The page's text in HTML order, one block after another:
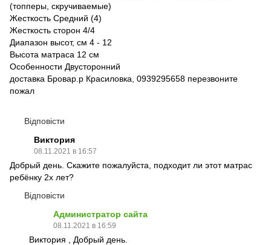
(топперы, скручиваемые)
Жесткость Средний (4)
Жесткость сторон 4/4
Диапазон высот, см 4 - 12
Высота матраса 12 см
Особенности Двусторонний
доставка Бровар.р Красиловка, 0939295658 перезвоните
пожал
Відповісти
Виктория
08.11.2021 в 16:57
Добрый день. Скажите пожалуйста, подходит ли этот матрас
ребёнку 2х лет?
Відповісти
Администратор сайта
08.11.2021 в 16:59
Виктория , Добрый день.